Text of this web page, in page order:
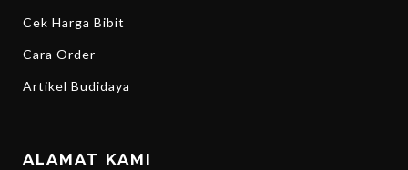
Cek Harga Bibit
Cara Order
Artikel Budidaya
ALAMAT KAMI